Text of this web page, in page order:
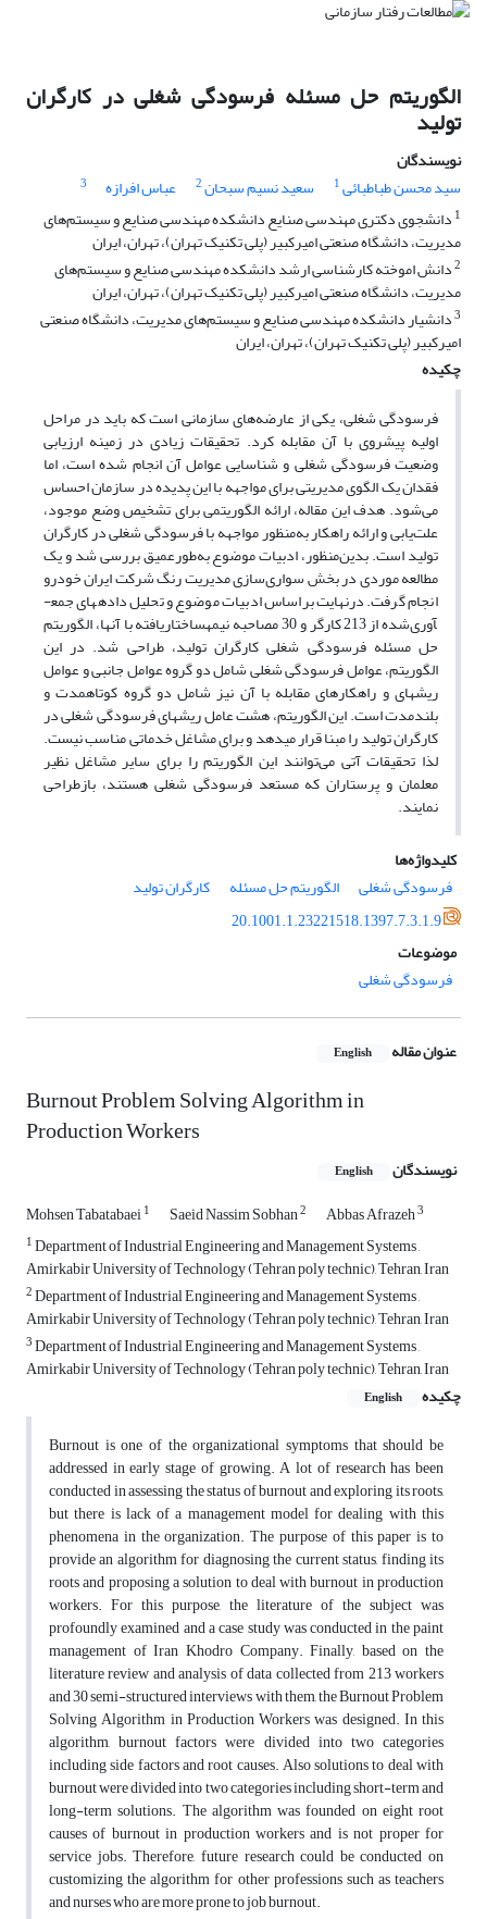
الگوریتم حل مسئله فرسودگی شغلی در کارگران
تولید
نویسندگان
سید محسن طباطبائی1 سعید نسیم سبحان2 عباس افرازه
3
1 دانشجوی دکتری مهندسی صنایع دانشکده مهندسی صنایع و سیستم‌های
مدیریت، دانشگاه صنعتی امیرکبیر (پلی تکنیک تهران)، تهران، ایران
2دانش اموخته کارشناسی ارشد دانشکده مهندسی صنایع و سیستم‌های
مدیریت، دانشگاه صنعتی امیرکبیر (پلی تکنیک تهران)، تهران، ایران
3دانشیار دانشکده مهندسی صنایع و سیستم‌های مدیریت، دانشگاه صنعتی
امیرکبیر (پلی تکنیک تهران)، تهران، ایران
چکیده
فرسودگی شغلی، یکی از عارضه‌های سازمانی است که باید در مراحل
اولیه پیشروی با آن مقابله کرد. تحقیقات زیادی در زمینه ارزیابی
وضعیت فرسودگی شغلی و شناسایی عوامل آن انجام شده است، اما
فقدان یک الگوی مدیریتی برای مواجهه با این پدیده در سازمان احساس
می‌شود. هدف این مقاله، ارائه الگوریتمی برای تشخیص وضع موجود،
علت‌یابی و ارائه راهکار به‌منظور مواجهه با فرسودگی شغلی در کارگران
تولید است. بدین‌منظور، ادبیات موضوع به‌طورعمیق بررسی شد و یک
مطالعه موردی در بخش سواری‌سازی مدیریت رنگ شرکت ایران خودرو
انجام گرفت. درنهایت براساس ادبیات موضوع و تحلیل داده­های جمع­
آوری‌شده از 213 کارگر و 30 مصاحبه نیمه­ساختاریافته با آنها، الگوریتم
حل مسئله فرسودگی شغلی کارگران تولید، طراحی شد. در این
الگوریتم، عوامل فرسودگی شغلی شامل دو گروه عوامل جانبی و عوامل
ریشه­ای و راهکارهای مقابله با آن نیز شامل دو گروه کوتاه­مدت و
بلندمدت است. این الگوریتم، هشت عامل ریشه­ای فرسودگی شغلی در
کارگران تولید را مبنا قرار می­دهد و برای مشاغل خدماتی مناسب نیست.
لذا تحقیقات آتی می‌توانند این الگوریتم را برای سایر مشاغل نظیر
معلمان و پرستاران که مستعد فرسودگی شغلی هستند، بازطراحی
نمایند.
کلیدواژه‌ها
فرسودگی شغلی
الگوریتم حل مسئله
کارگران تولید
20.1001.1.23221518.1397.7.3.1.9
موضوعات
فرسودگی شغلی
عنوان مقاله English
Burnout Problem Solving Algorithm in
Production Workers
نویسندگان English
Mohsen Tabatabaei1 Saeid Nassim Sobhan2 Abbas Afrazeh3
1Department of Industrial Engineering and Management Systems ,
Amirkabir University of Technology (Tehran poly technic), Tehran, Iran
2Department of Industrial Engineering and Management Systems ,
Amirkabir University of Technology (Tehran poly technic), Tehran, Iran
3Department of Industrial Engineering and Management Systems ,
Amirkabir University of Technology (Tehran poly technic), Tehran, Iran
چکیده
English
Burnout is one of the organizational symptoms that should be
addressed in early stage of growing. A lot of research has been
conducted in assessing the status of burnout and exploring its roots,
but there is lack of a management model for dealing with this
phenomena in the organization. The purpose of this paper is to
provide an algorithm for diagnosing the current status, finding its
roots and proposing a solution to deal with burnout in production
workers. For this purpose, the literature of the subject was
profoundly examined and a case study was conducted in the paint
management of Iran Khodro Company. Finally, based on the
literature review and analysis of data collected from 213 workers
and 30 semi-structured interviews with them, the Burnout Problem
Solving Algorithm in Production Workers was designed. In this
algorithm, burnout factors were divided into two categories
including side factors and root causes. Also solutions to deal with
burnout were divided into two categories including short-term and
long-term solutions. The algorithm was founded on eight root
causes of burnout in production workers and is not proper for
service jobs. Therefore, future research could be conducted on
customizing the algorithm for other professions such as teachers
and nurses who are more prone to job burnout.